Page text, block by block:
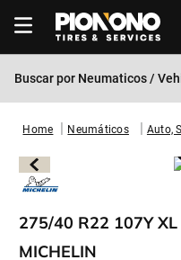
Buscar por Neumaticos /
Neumáticos Auto,
275/40 R22 107Y XL
MICHELIN